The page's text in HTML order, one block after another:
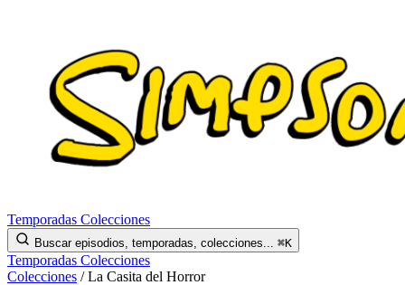
Temporadas Colecciones
Buscar episodios, temporadas, colecciones... ⌘K
Temporadas Colecciones
Colecciones / La Casita del Horror